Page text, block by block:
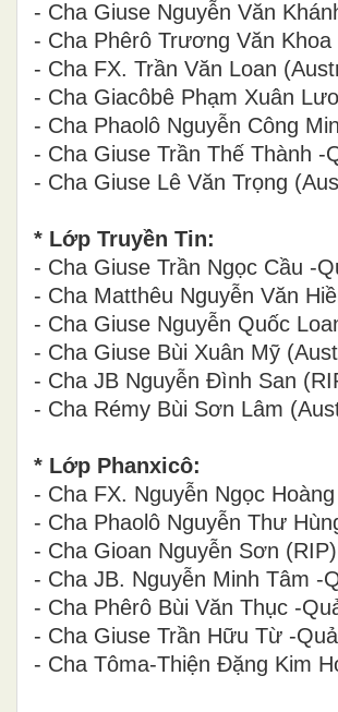
- Cha Giuse Nguyễn Văn
- Cha Phêrô Trương Văn Khoa
- Cha FX. Trần Văn Loan
- Cha Giacôbê Phạm Xuân
- Cha Phaolô Nguyễn Công
- Cha Giuse Trần Thế Thành -
- Cha Giuse Lê Văn Trọng
* Lớp Truyền Tin:
- Cha Giuse Trần Ngọc Cầu -
- Cha Matthêu Nguyễn Văn
- Cha Giuse Nguyễn Quốc
- Cha Giuse Bùi Xuân Mỹ
- Cha JB Nguyễn Đình San
- Cha Rémy Bùi Sơn Lâm
* Lớp Phanxicô:
- Cha FX. Nguyễn Ngọc Hoàng
- Cha Phaolô Nguyễn Thư
- Cha Gioan Nguyễn Sơn (RIP)
- Cha JB. Nguyễn Minh Tâm -
- Cha Phêrô Bùi Văn Thục -
- Cha Giuse Trần Hữu Từ -
- Cha Tôma-Thiện Đặng Kim